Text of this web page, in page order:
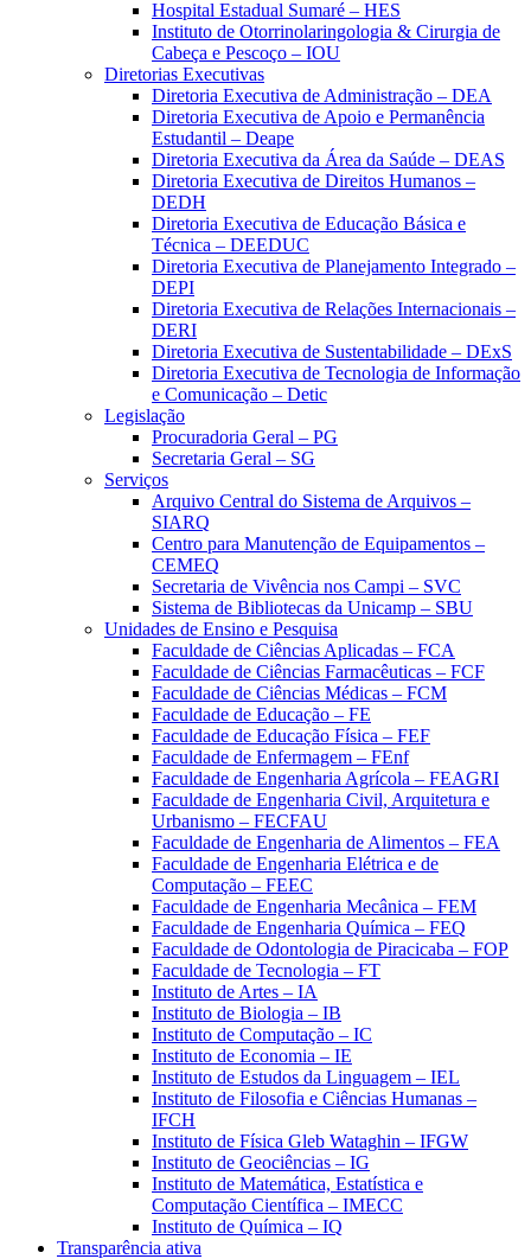
Hospital Estadual Sumaré – HES
Instituto de Otorrinolaringologia & Cirurgia de
Cabeça e Pescoço – IOU
Diretorias Executivas
Diretoria Executiva de Administração – DEA
Diretoria Executiva de Apoio e Permanência
Estudantil – Deape
Diretoria Executiva da Área da Saúde – DEAS
Diretoria Executiva de Direitos Humanos –
DEDH
Diretoria Executiva de Educação Básica e
Técnica – DEEDUC
Diretoria Executiva de Planejamento Integrado –
DEPI
Diretoria Executiva de Relações Internacionais –
DERI
Diretoria Executiva de Sustentabilidade – DExS
Diretoria Executiva de Tecnologia de Informação
e Comunicação – Detic
Legislação
Procuradoria Geral – PG
Secretaria Geral – SG
Serviços
Arquivo Central do Sistema de Arquivos –
SIARQ
Centro para Manutenção de Equipamentos –
CEMEQ
Secretaria de Vivência nos Campi – SVC
Sistema de Bibliotecas da Unicamp – SBU
Unidades de Ensino e Pesquisa
Faculdade de Ciências Aplicadas – FCA
Faculdade de Ciências Farmacêuticas – FCF
Faculdade de Ciências Médicas – FCM
Faculdade de Educação – FE
Faculdade de Educação Física – FEF
Faculdade de Enfermagem – FEnf
Faculdade de Engenharia Agrícola – FEAGRI
Faculdade de Engenharia Civil, Arquitetura e
Urbanismo – FECFAU
Faculdade de Engenharia de Alimentos – FEA
Faculdade de Engenharia Elétrica e de
Computação – FEEC
Faculdade de Engenharia Mecânica – FEM
Faculdade de Engenharia Química – FEQ
Faculdade de Odontologia de Piracicaba – FOP
Faculdade de Tecnologia – FT
Instituto de Artes – IA
Instituto de Biologia – IB
Instituto de Computação – IC
Instituto de Economia – IE
Instituto de Estudos da Linguagem – IEL
Instituto de Filosofia e Ciências Humanas –
IFCH
Instituto de Física Gleb Wataghin – IFGW
Instituto de Geociências – IG
Instituto de Matemática, Estatística e
Computação Científica – IMECC
Instituto de Química – IQ
Transparência ativa